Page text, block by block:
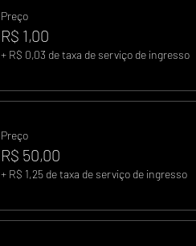
Preço
R$ 1,00
+ R$ 0,03 de taxa de serviço de ingresso
Preço
R$ 50,00
+ R$ 1,25 de taxa de serviço de ingresso